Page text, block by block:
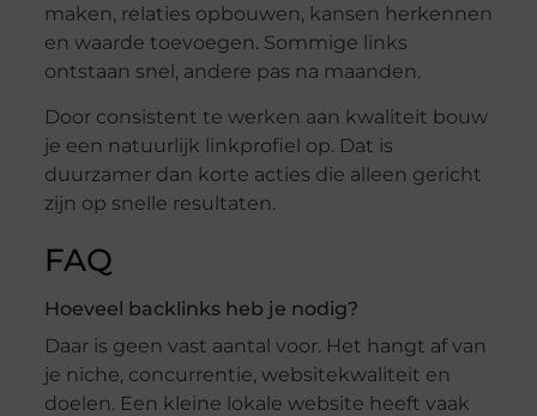
maken, relaties opbouwen, kansen herkennen
en waarde toevoegen. Sommige links
ontstaan snel, andere pas na maanden.
Door consistent te werken aan kwaliteit bouw
je een natuurlijk linkprofiel op. Dat is
duurzamer dan korte acties die alleen gericht
zijn op snelle resultaten.
FAQ
Hoeveel backlinks heb je nodig?
Daar is geen vast aantal voor. Het hangt af van
je niche, concurrentie, websitekwaliteit en
doelen. Een kleine lokale website heeft vaak